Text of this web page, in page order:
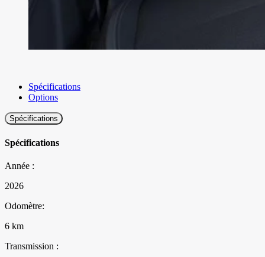
Spécifications
Options
Spécifications
Spécifications
Année :
2026
Odomètre:
6 km
Transmission :